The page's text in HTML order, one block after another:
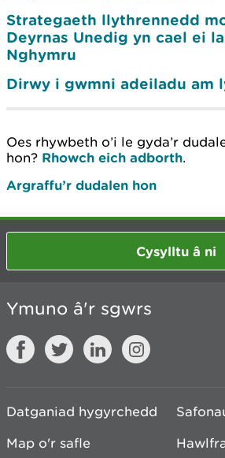
Strategaeth llythrennedd
Deyrnas Unedig yn cael ei
Nghymru
Dirwy i gwmni adeiladu am
Oes rhywbeth o’i le gyda’r
hon? Rhowch eich adborth.
Argraffu’r dudalen hon
Cysylltu â ni
Ymuno â'r sgwrs
Datganiad hygyrchedd
Map o'r safle